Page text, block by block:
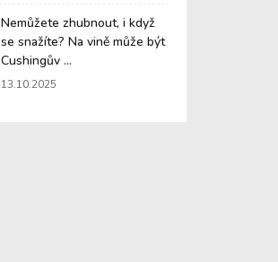
Nemůžete zhubnout, i když
se snažíte? Na vině může být
Cushingův ...
13.10.2025